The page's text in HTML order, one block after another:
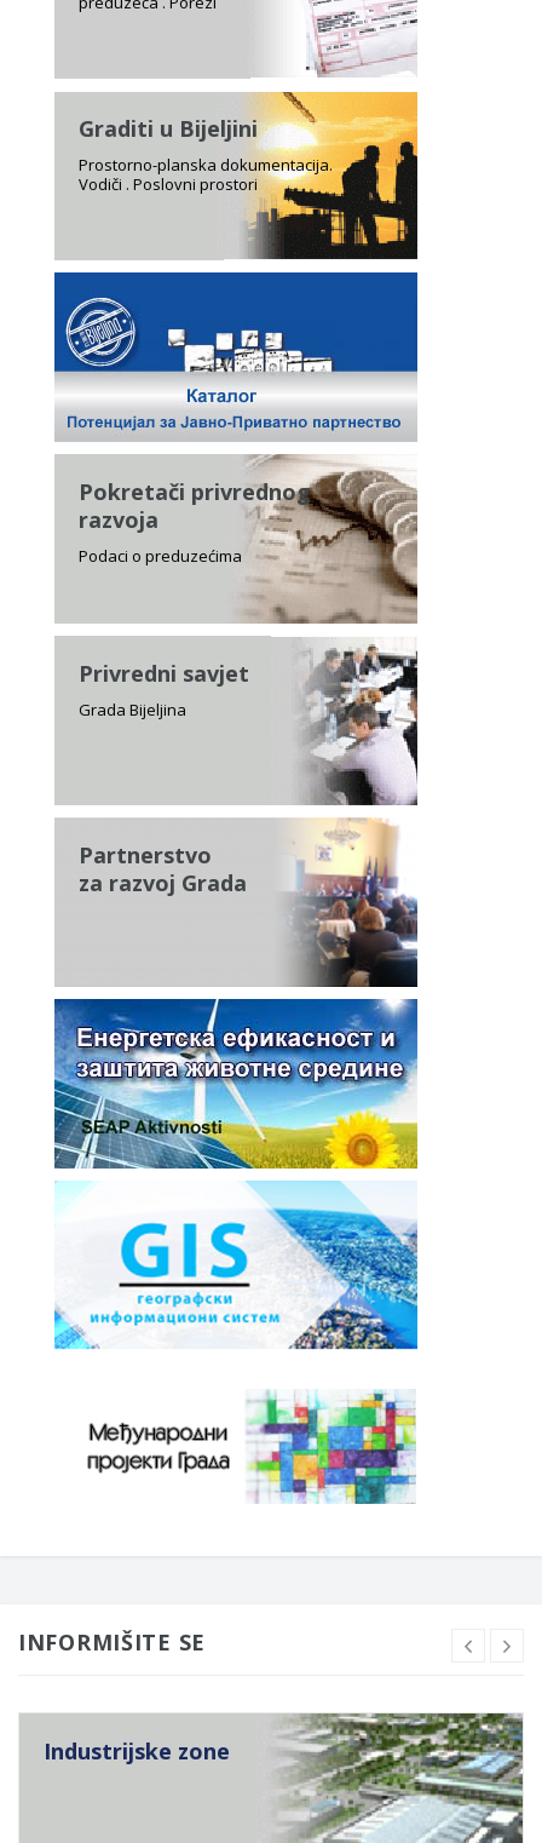
Graditi u Bijeljini
Prostorno-planska dokumentacija.
Vodiči . Poslovni prostori
Pokretači privrednog
razvoja
Podaci o preduzećima
Privredni savjet
Grada Bijeljina
Partnerstvo
za razvoj Grada
INFORMIŠITE SE
Industrijske zone